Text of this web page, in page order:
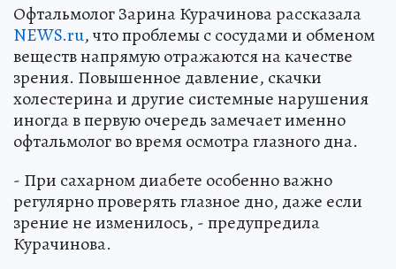
Офтальмолог Зарина Курачинова рассказала
NEWS.ru, что проблемы с сосудами и обменом
веществ напрямую отражаются на качестве
зрения. Повышенное давление, скачки
холестерина и другие системные нарушения
иногда в первую очередь замечает именно
офтальмолог во время осмотра глазного дна.
- При сахарном диабете особенно важно
регулярно проверять глазное дно, даже если
зрение не изменилось, - предупредила
Курачинова.